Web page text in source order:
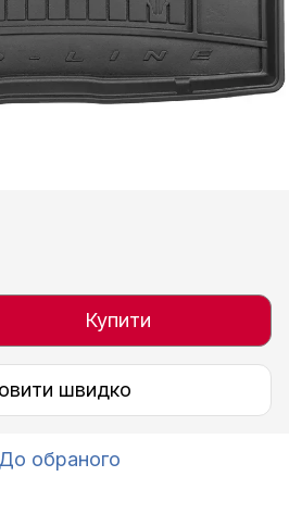
Купити
швидко
До обраного